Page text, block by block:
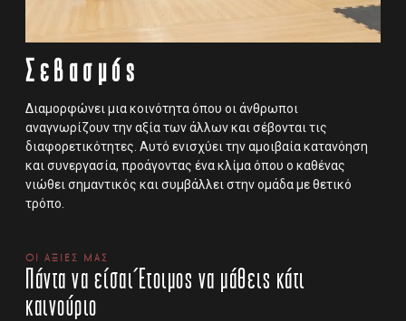
Σεβασμός
Διαμορφώνει μια κοινότητα όπου οι άνθρωποι
αναγνωρίζουν την αξία των άλλων και σέβονται τις
διαφορετικότητες. Αυτό ενισχύει την αμοιβαία κατανόηση
και συνεργασία, προάγοντας ένα κλίμα όπου ο καθένας
νιώθει σημαντικός και συμβάλλει στην ομάδα με θετικό
τρόπο.
ΟΙ ΑΞΙΕΣ ΜΑΣ
Πάντα να είσαι Έτοιμος να μάθεις κάτι
καινούριο